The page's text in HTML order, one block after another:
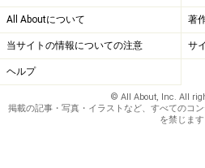
ょう。
次ページでは、他の２店につい
※記事内容は執筆時点のものです。
い。
※メニューや料金などのデータは、
の内容です。
All Aboutについて 著
当サイトの情報についての注意 サ
ヘルプ
© All About, Inc. All
掲載の記事・写真・イラストなど、すべてのコ
を禁じます